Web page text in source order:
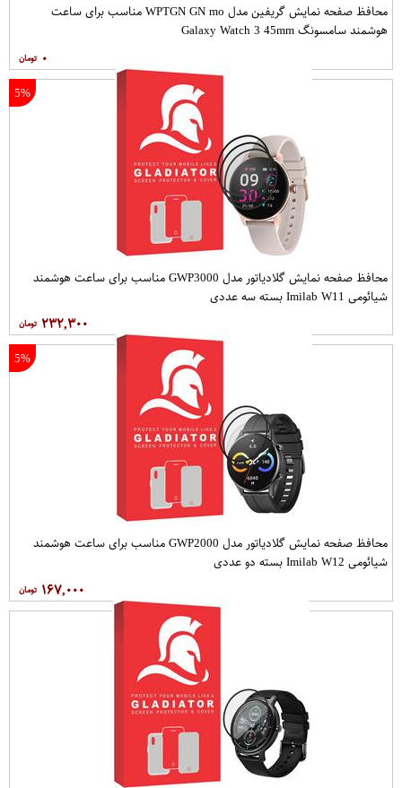
محافظ صفحه نمایش گریفین مدل WPTGN GN mo مناسب برای ساعت
هوشمند سامسونگ Galaxy Watch 3 45mm
۰
5%
محافظ صفحه نمایش گلادیاتور مدل GWP3000 مناسب برای ساعت هوشمند
شیائومی Imilab W11 بسته سه عددی
۲۳۲,۳۰۰
5%
محافظ صفحه نمایش گلادیاتور مدل GWP2000 مناسب برای ساعت هوشمند
شیائومی Imilab W12 بسته دو عددی
۱۶۷,۰۰۰